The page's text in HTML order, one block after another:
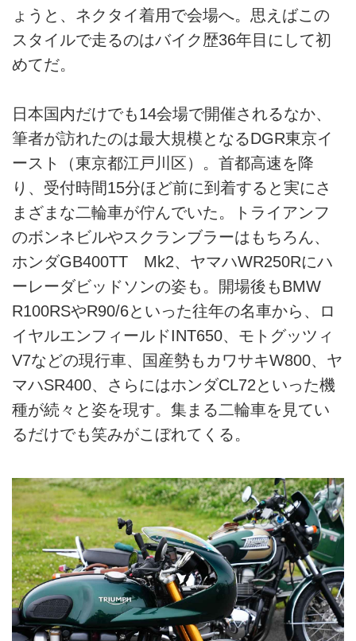
ょうと、ネクタイ着用で会場へ。思えばこの
スタイルで走るのはバイク歴36年目にして初
めてだ。
日本国内だけでも14会場で開催されるなか、
筆者が訪れたのは最大規模となるDGR東京イ
ースト（東京都江戸川区）。首都高速を降
り、受付時間15分ほど前に到着すると実にさ
まざまな二輪車が佇んでいた。トライアンフ
のボンネビルやスクランブラーはもちろん、
ホンダGB400TT Mk2、ヤマハWR250Rにハ
ーレーダビッドソンの姿も。開場後もBMW
R100RSやR90/6といった往年の名車から、ロ
イヤルエンフィールドINT650、モトグッツィ
V7などの現行車、国産勢もカワサキW800、ヤ
マハSR400、さらにはホンダCL72といった機
種が続々と姿を現す。集まる二輪車を見てい
るだけでも笑みがこぼれてくる。